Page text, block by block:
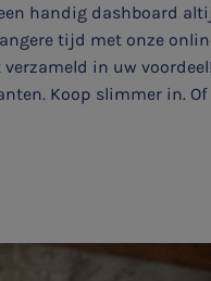
VINDEN
handig dashboard
tijd met onze
in uw
Koop slimmer in.